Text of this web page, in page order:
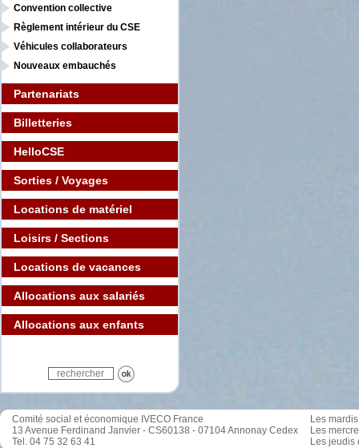
Convention collective
Règlement intérieur du CSE
Véhicules collaborateurs
Nouveaux embauchés
Partenariats
Billetteries
HelloCSE
Sorties / Voyages
Locations de matériel
Loisirs / Sections
Locations de vacances
Allocations aux salariés
Allocations aux enfants
Comité social et économique IVECO France
13 Avenue Ferdinand Janvier - CS60138 - 07104 Annonay Cedex
Tel. 04 75 32 63 41
Les
Les
Les jeudis